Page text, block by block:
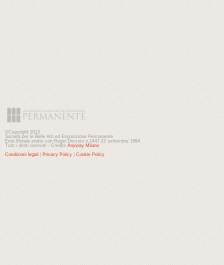
©Copyright 2012
Società per le Belle Arti ed Esposizione Permanente
Ente Morale eretto con Regio Decreto n.1447-22 settembre 1884
Tutti i diritti riservati - Credits Anyway Milano
Condizioni legali
Privacy Policy Cookie Policy